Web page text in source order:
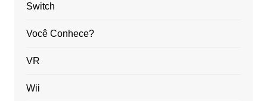
Switch
Você Conhece?
VR
Wii